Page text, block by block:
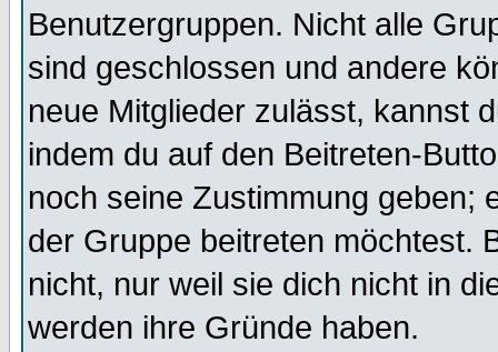
Benutzergruppen. Nicht alle
sind geschlossen und andere
neue Mitglieder zulässt, kannst
indem du auf den Beitreten-
noch seine Zustimmung geben;
der Gruppe beitreten möchtest.
nicht, nur weil sie dich nicht in
werden ihre Gründe haben.